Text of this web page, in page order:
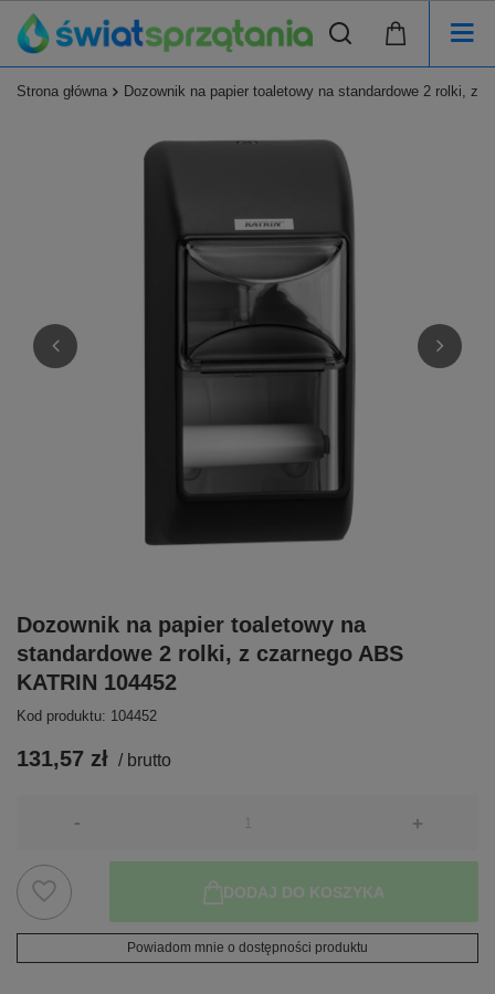
Strona główna Dozownik na papier toaletowy na standardowe 2 rolki, z
Dozownik na papier toaletowy na
standardowe 2 rolki, z czarnego ABS
KATRIN 104452
Kod produktu: 104452
131,57 zł / brutto
- +
DODAJ DO KOSZYKA
Powiadom mnie o dostępności produktu